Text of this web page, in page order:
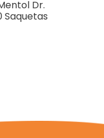
Dr.
Saquetas